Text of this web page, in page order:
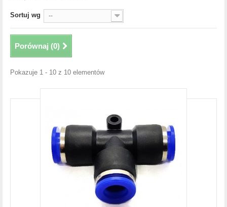
Sortuj wg --
Porównaj (0)
Pokazuje 1 - 10 z 10 elementów